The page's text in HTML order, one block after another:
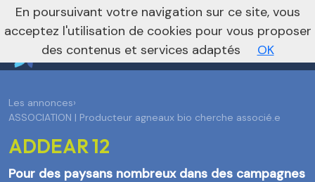
Vers le site national
Les annonces›
ASSOCIATION | Producteur agneaux bio cherche associé.e
ADDEAR 12
Pour des paysans nombreux dans des campagnes
En poursuivant votre navigation sur ce site, vous
acceptez l'utilisation de cookies pour vous proposer
des contenus et services adaptés
OK